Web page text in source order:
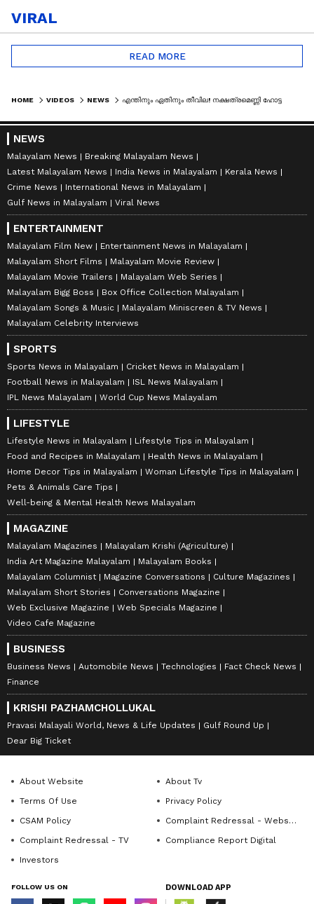
VIRAL
READ MORE
HOME VIDEOS NEWS
NEWS
Malayalam News
Breaking Malayalam News
Latest Malayalam News
India News in Malayalam
Kerala News
Crime News
International News in Malayalam
Gulf News in Malayalam
Viral News
ENTERTAINMENT
Malayalam Film New
Entertainment News in Malayalam
Malayalam Short Films
Malayalam Movie Review
Malayalam Movie Trailers
Malayalam Web Series
Malayalam Bigg Boss
Box Office Collection Malayalam
Malayalam Songs & Music
Malayalam Miniscreen & TV News
Malayalam Celebrity Interviews
SPORTS
Sports News in Malayalam
Cricket News in Malayalam
Football News in Malayalam
ISL News Malayalam
IPL News Malayalam
World Cup News Malayalam
LIFESTYLE
Lifestyle News in Malayalam
Lifestyle Tips in Malayalam
Food and Recipes in Malayalam
Health News in Malayalam
Home Decor Tips in Malayalam
Woman Lifestyle Tips in Malayalam
Pets & Animals Care Tips
Well-being & Mental Health News Malayalam
MAGAZINE
Malayalam Magazines
Malayalam Krishi (Agriculture)
India Art Magazine Malayalam
Malayalam Books
Malayalam Columnist
Magazine Conversations
Culture Magazines
Malayalam Short Stories
Conversations Magazine
Web Exclusive Magazine
Web Specials Magazine
Video Cafe Magazine
BUSINESS
Business News Automobile News Technologies
Fact Check News
Finance
KRISHI PAZHAMCHOLLUKAL
Pravasi Malayali World, News & Life Updates
Gulf Round Up
Dear Big Ticket
About Website
About Tv
Terms Of Use
Privacy Policy
CSAM Policy
Complaint Redressal - Website
Complaint Redressal - TV
Compliance Report Digital
Investors
FOLLOW US ON DOWNLOAD APP